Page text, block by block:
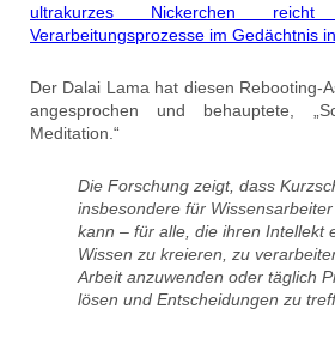
ultrakurzes Nickerchen
Verarbeitungsprozesse im Gedächtnis
Der Dalai Lama hat diesen Rebooting-
angesprochen und behauptete,
Meditation.“
Die Forschung zeigt, dass
insbesondere für
kann – für alle, die ihren Intellekt
Wissen zu kreieren, zu
Arbeit anzuwenden oder täglich
lösen und Entscheidungen zu